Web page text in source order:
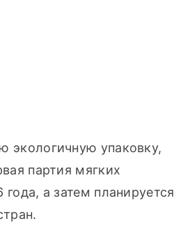
экологичную упаковку,
партия мягких
а затем планируется